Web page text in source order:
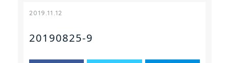
2019.11.12
20190825-9